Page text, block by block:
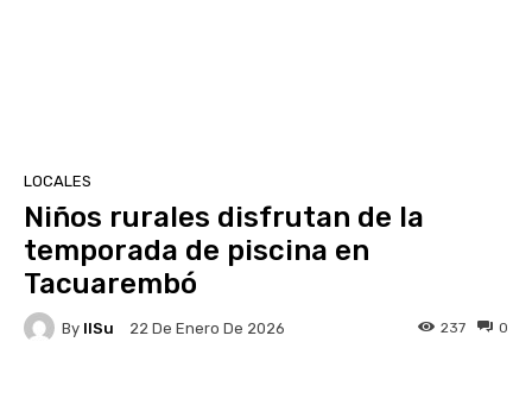
LOCALES
Niños rurales disfrutan de la
temporada de piscina en
Tacuarembó
By IlSu 22 De Enero De 2026 0
237